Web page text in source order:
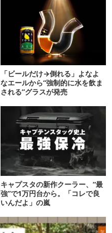
「ビールだけ→倒れる」よなよ
なエールから“強制的に水を飲ま
される”グラスが発売
キャプスタの新作クーラー、“最
強”で1万円台から。「コレで良
いんだよ」の嵐